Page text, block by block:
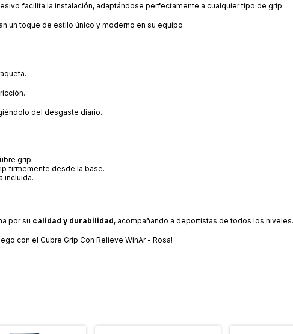
facilita la instalación, adaptándose perfectamente a cualquier tipo de grip.
un toque de estilo único y moderno en su equipo.
del desgaste diario.
grip.
firmemente desde la base.
incluida.
por su calidad y durabilidad, acompañando a deportistas de todos los niveles.
con el Cubre Grip Con Relieve WinAr - Rosa!